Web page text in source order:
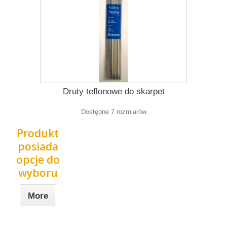
Druty teflonowe do skarpet
Dostępne 7 rozmiarów
Produkt
posiada
opcje do
wyboru
More